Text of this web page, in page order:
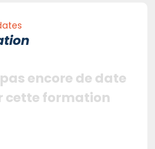
encore de date
cette formation